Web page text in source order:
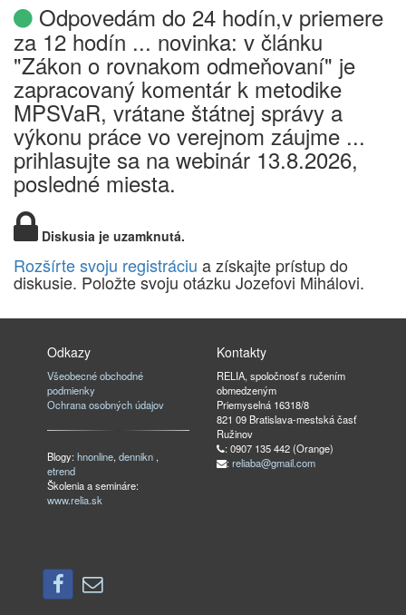
Odpovedám do 24 hodín,v priemere
za 12 hodín ... novinka: v článku
"Zákon o rovnakom odmeňovaní" je
zapracovaný komentár k metodike
MPSVaR, vrátane štátnej správy a
výkonu práce vo verejnom záujme ...
prihlasujte sa na webinár 13.8.2026,
posledné miesta.
Diskusia je uzamknutá.
Rozšírte svoju registráciu a získajte prístup do
diskusie. Položte svoju otázku Jozefovi Mihálovi.
Odkazy
Všeobecné obchodné
podmienky
Ochrana osobných údajov
Blogy:hnonline,dennikn ,
etrend
Školenia a semináre:
www.relia.sk
Kontakty
RELIA, spoločnosť s ručením
obmedzeným
Priemyselná 16318/8
821 09 Bratislava-mestská časť
Ružinov
: 0907 135 442 (Orange)
: reliaba@gmail.com